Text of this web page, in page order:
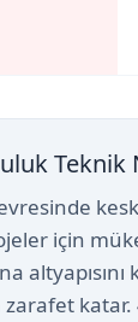
Teknik
için
katar.